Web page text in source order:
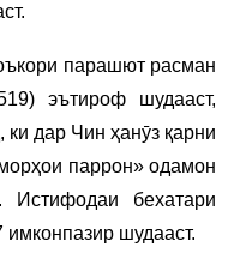
парашют расман
эътироф шудааст,
дар Чин ҳанӯз қарни
паррон» одамон
бехатари
шудааст.